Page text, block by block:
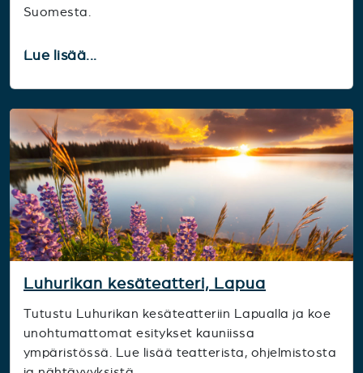
Suomesta.
Lue lisää...
Luhurikan kesäteatteri, Lapua
Tutustu Luhurikan kesäteatteriin Lapualla ja koe
unohtumattomat esitykset kauniissa
ympäristössä. Lue lisää teatterista, ohjelmistosta